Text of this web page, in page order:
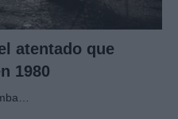
atentado que
1980